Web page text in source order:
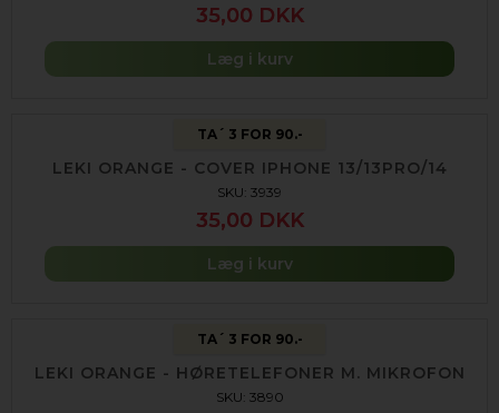
35,00 DKK
Læg i kurv
TA´ 3 FOR 90.-
LEKI ORANGE - COVER IPHONE 13/13PRO/14
SKU: 3939
35,00 DKK
Læg i kurv
TA´ 3 FOR 90.-
LEKI ORANGE - HØRETELEFONER M. MIKROFON
SKU: 3890